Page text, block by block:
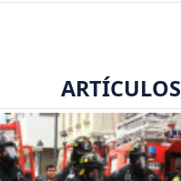
ARTÍCULOS